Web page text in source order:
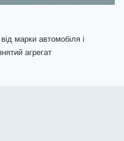
марки автомобіля і
агрегат